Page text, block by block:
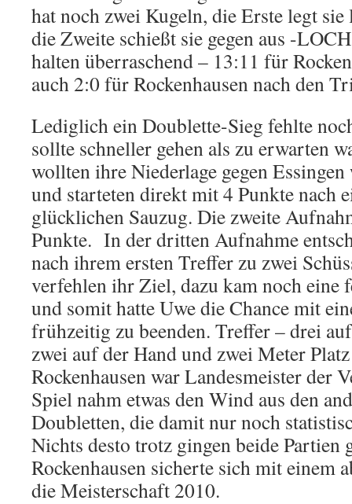
hat noch zwei Kugeln, die Erste legt
die Zweite schießt sie gegen aus -
halten überraschend – 13:11 für
auch 2:0 für Rockenhausen nach den
Lediglich ein Doublette-Sieg fehlte
sollte schneller gehen als zu erwarten
wollten ihre Niederlage gegen
und starteten direkt mit 4 Punkte nach
glücklichen Sauzug. Die zweite
Punkte. In der dritten Aufnahme
nach ihrem ersten Treffer zu zwei
verfehlen ihr Ziel, dazu kam noch eine
und somit hatte Uwe die Chance mit
frühzeitig zu beenden. Treffer – drei
zwei auf der Hand und zwei Meter
Rockenhausen war Landesmeister der
Spiel nahm etwas den Wind aus den
Doubletten, die damit nur noch
Nichts desto trotz gingen beide Partien
Rockenhausen sicherte sich mit einem
die Meisterschaft 2010.